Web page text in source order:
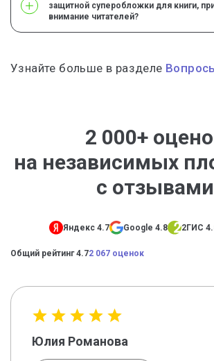
защитной суперобложки для книги,
внимание читателей?
Узнайте больше в разделе
2 000+
на независимых
с отзывами
Яндекс 4.7 Google 4.8 2ГИС
Общий рейтинг 4.72 067 оценок
Юлия Романова